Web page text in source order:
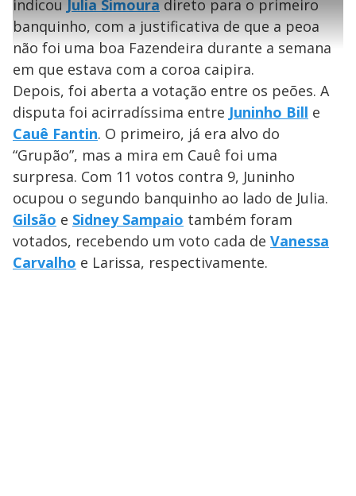
l
a
y
V
i
d
0
s
e
g
n
d
s
1
0
s
e
u
n
o
s
M
u
d
o
% e
n
i
l
a
indicou Julia Simoura direto para o primeiro
banquinho, com a justificativa de que a peoa
não foi uma boa Fazendeira durante a semana
em que estava com a coroa caipira.
Depois, foi aberta a votação entre os peões. A
disputa foi acirradíssima entre Juninho Bill e
Cauê Fantin. O primeiro, já era alvo do
“Grupão”, mas a mira em Cauê foi uma
surpresa. Com 11 votos contra 9, Juninho
ocupou o segundo banquinho ao lado de Julia.
Gilsão e Sidney Sampaio também foram
votados, recebendo um voto cada de Vanessa
Carvalho e Larissa, respectivamente.